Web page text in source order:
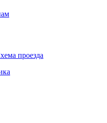
проезда